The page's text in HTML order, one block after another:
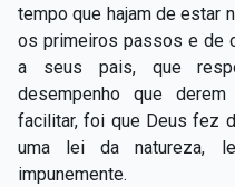
tempo que hajam de estar
os primeiros passos e de
a seus pais, que
desempenho que
facilitar, foi que Deus fez
uma lei da natureza,
impunemente.